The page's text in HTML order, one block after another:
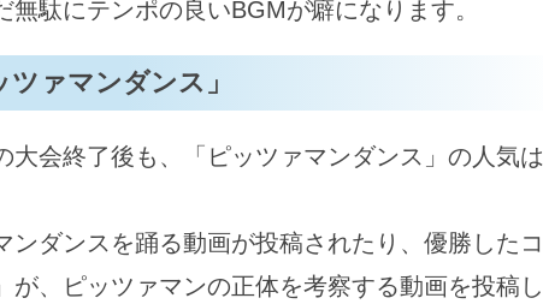
駄にテンポの良いBGMが癖になります。
ァマンダンス」
大会終了後も、「ピッツァマンダンス」の人気は
ンダンスを踊る動画が投稿されたり、優勝したコ
」が、ピッツァマンの正体を考察する動画を投稿し